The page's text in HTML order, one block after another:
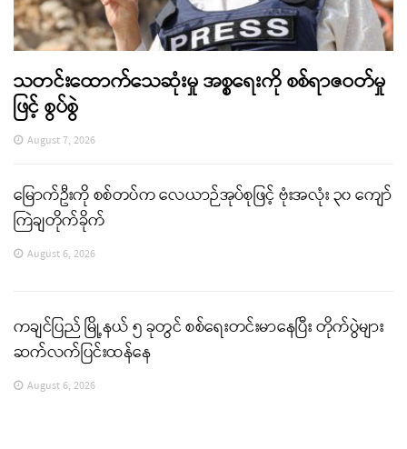
သတင်းထောက်သေဆုံးမှု အစ္စရေးကို စစ်ရာဇဝတ်မှု
ဖြင့် စွပ်စွဲ
August 7, 2026
မြောက်ဦးကို စစ်တပ်က လေယာဉ်အုပ်စုဖြင့် ဗုံးအလုံး ၃၀ ကျော်
ကြဲချတိုက်ခိုက်
August 6, 2026
ကချင်ပြည် မြို့နယ် ၅ ခုတွင် စစ်ရေးတင်းမာနေပြီး တိုက်ပွဲများ
ဆက်လက်ပြင်းထန်နေ
August 6, 2026